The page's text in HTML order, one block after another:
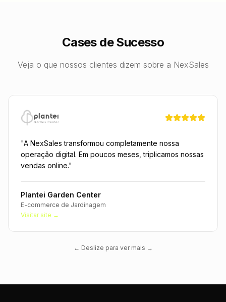
Cases de Sucesso
Veja o que nossos clientes dizem sobre a NexSales
"A NexSales transformou completamente nossa
operação digital. Em poucos meses, triplicamos nossas
vendas online."
Plantei Garden Center
E-commerce de Jardinagem
Visitar site →
← Deslize para ver mais →